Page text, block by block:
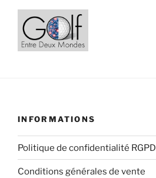
INFORMATIONS
Politique de confidentialité RGPD
Conditions générales de vente